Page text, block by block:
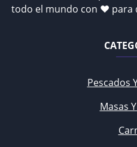
todo el mundo con ♥ para
Pescados
Masas